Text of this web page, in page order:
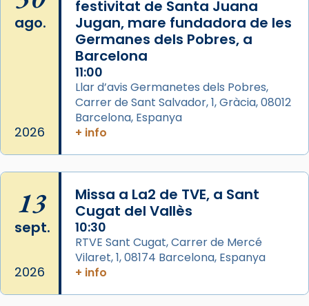
1 week ago
Aquest dilluns, 27 de juliol, ha tingut lloc la
missa d’acció de gràcies en agraïment al
comitè organitzador de la visita apostòlica
del Sant Pare Lleó XIV a Barcelona, i als
col·laboradors, a la Catedral de Barcelona.
L’arquebisbe de Barcelona, el cardenal Joan
Josep Omella, ha presidit la missa i l’ha
concelebrat el bisbe auxiliar de Barcelona,
Mons. David Abadías.
📸 Dr. G. Simón
View on Facebook · Share
Arquebisbat de Barcelona
ago.
2026
festivitat de Santa Juana
Jugan, mare fundadora de les
Germanes dels Pobres, a
Barcelona
11:00
Llar d’avis Germanetes dels Pobres,
Carrer de Sant Salvador, 1, Gràcia, 08012
Barcelona, Espanya
+ info
13
sept.
2026
Missa a La2 de TVE, a Sant
Cugat del Vallès
10:30
RTVE Sant Cugat, Carrer de Mercé
Vilaret, 1, 08174 Barcelona, Espanya
+ info